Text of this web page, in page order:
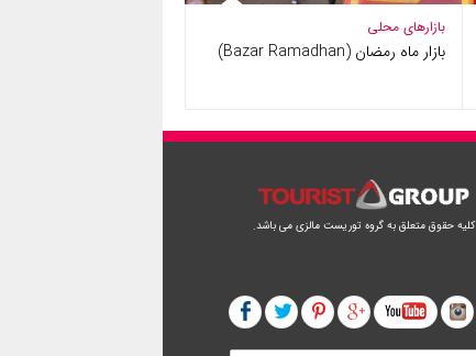
بازارهای محلی
بازار ماه رمضان (Bazar Ramadhan)
کلیه حقوق متعلق به گروه توریست مالزی می باشد.